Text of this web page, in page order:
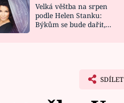
Velká věštba na srpen
podle Helen Stanku:
Býkům se bude dařit,
SDÍLET